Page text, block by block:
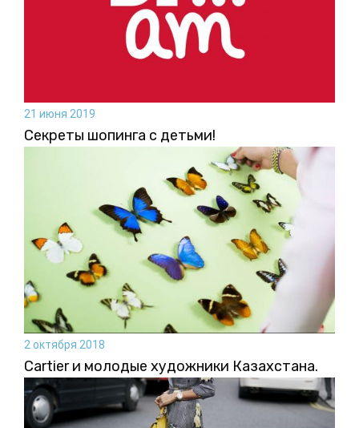
21 июня 2019
Секреты шопинга с детьми!
2 октября 2018
Cartier и молодые художники Казахстана.